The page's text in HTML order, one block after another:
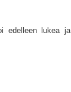
edelleen lukea ja